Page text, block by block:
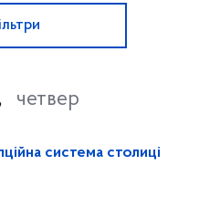
четвер
система столиці